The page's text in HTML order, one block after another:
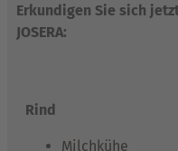
Erkundigen Sie sich
JOSERA:
Rind
Milchkühe